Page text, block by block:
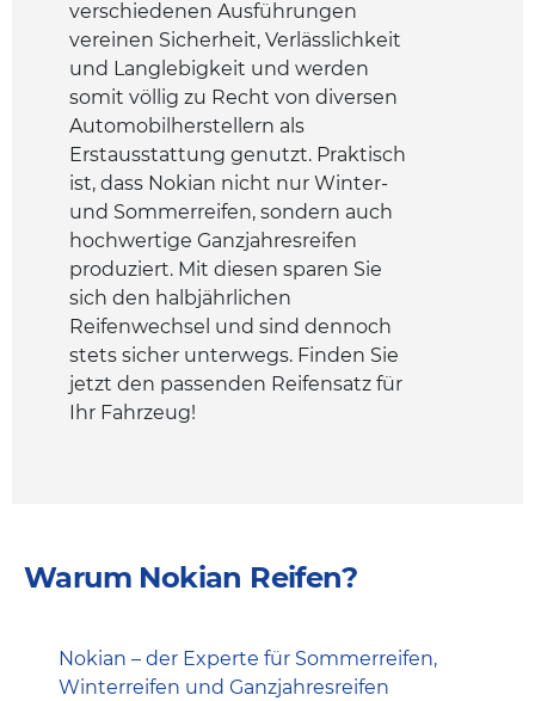
verschiedenen Ausführungen
vereinen Sicherheit, Verlässlichkeit
und Langlebigkeit und werden
somit völlig zu Recht von diversen
Automobilherstellern als
Erstausstattung genutzt. Praktisch
ist, dass Nokian nicht nur Winter-
und Sommerreifen, sondern auch
hochwertige Ganzjahresreifen
produziert. Mit diesen sparen Sie
sich den halbjährlichen
Reifenwechsel und sind dennoch
stets sicher unterwegs. Finden Sie
jetzt den passenden Reifensatz für
Ihr Fahrzeug!
Warum Nokian Reifen?
Nokian – der Experte für Sommerreifen,
Winterreifen und Ganzjahresreifen